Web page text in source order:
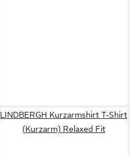
LINDBERGH Kurzarmshirt T-Shirt
(Kurzarm) Relaxed Fit